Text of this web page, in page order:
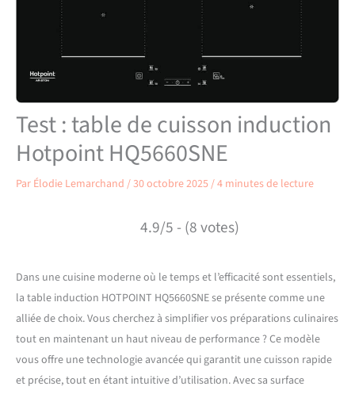
Test : table de cuisson induction
Hotpoint HQ5660SNE
Par Élodie Lemarchand /30 octobre 2025/4 minutes de lecture
4.9/5 - (8 votes)
Dans une cuisine moderne où le temps et l’efficacité sont essentiels,
la table induction HOTPOINT HQ5660SNE se présente comme une
alliée de choix. Vous cherchez à simplifier vos préparations culinaires
tout en maintenant un haut niveau de performance ? Ce modèle
vous offre une technologie avancée qui garantit une cuisson rapide
et précise, tout en étant intuitive d’utilisation. Avec sa surface